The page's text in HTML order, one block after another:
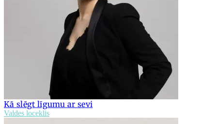
Kā slēgt līgumu ar sevi
Valdes loceklis